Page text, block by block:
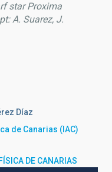
star Proxima
A. Suarez, J.
Díaz
de Canarias (IAC)
DE CANARIAS